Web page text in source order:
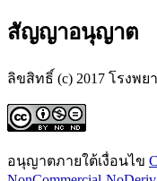
สัญญาอนุญาต
ลิขสิทธิ์ (c) 2017 โรงพ
อนุญาตภายใต้เงื่อนไข